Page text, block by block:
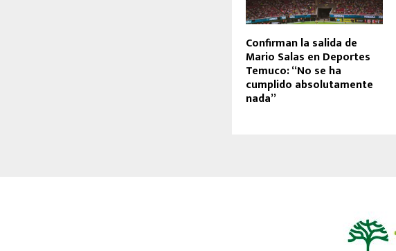
Confirman la salida de
Mario Salas en Deportes
Temuco: “No se ha
cumplido absolutamente
nada”